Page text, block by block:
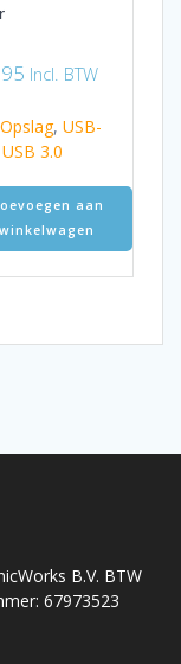
Incl. BTW
, USB-
3.0
aan
winkelwagen
B.V. BTW
67973523